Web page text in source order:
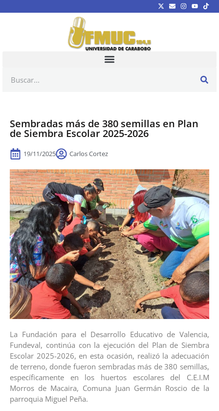
Sembradas más de 380 semillas en Plan
de Siembra Escolar 2025-2026
19/11/2025 Carlos Cortez
La Fundación para el Desarrollo Educativo de Valencia,
Fundeval, continúa con la ejecución del Plan de Siembra
Escolar 2025-2026, en esta ocasión, realizó la adecuación
de terreno, donde fueron sembradas más de 380 semillas,
específicamente en los huertos escolares del C.E.I.M
Morros de Macaira, Comuna Juan Germán Roscio de la
parroquia Miguel Peña.